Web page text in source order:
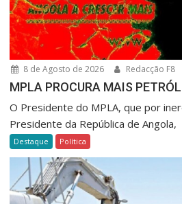
8 de Agosto de 2026 Redacção F8
MPLA PROCURA MAIS
O Presidente do MPLA, que por
Presidente da República de Angola,
Destaque Política